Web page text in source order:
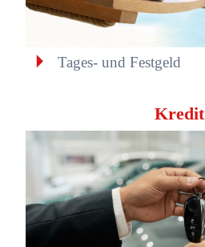
Tages- und Festgeld
Kredit